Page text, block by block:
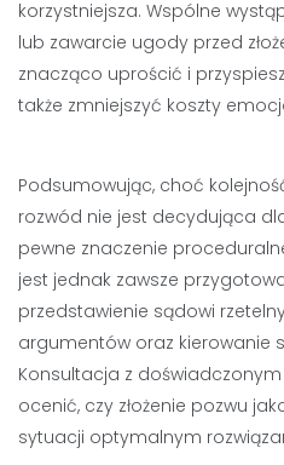
korzystniejsza. Wspólne
lub zawarcie ugody przed
znacząco uprościć i
także zmniejszyć koszty
Podsumowując, choć
rozwód nie jest decydująca
pewne znaczenie
jest jednak zawsze
przedstawienie sądowi
argumentów oraz kierowanie
Konsultacja z
ocenić, czy złożenie pozwu
sytuacji optymalnym